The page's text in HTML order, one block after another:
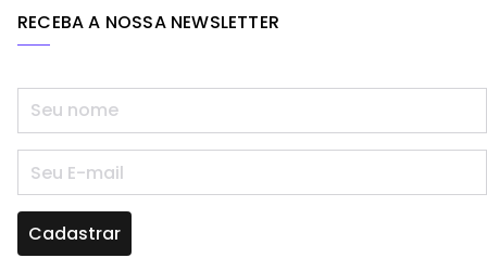
RECEBA A NOSSA NEWSLETTER